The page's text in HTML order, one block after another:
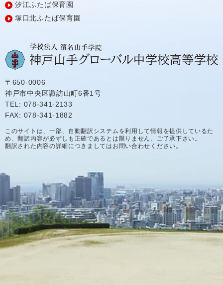
汐江ふたば保育園
塚口北ふたば保育園
〒650-0006
神戸市中央区諏訪山町6番1号
TEL: 078-341-2133
FAX: 078-341-1882
このサイトは、一部、自動翻訳システムを利用して情報を提供しているた
め、翻訳内容が必ずしも正確であるとは限りません。ご了承下さい。
翻訳された内容の詳細につきましてはお問い合わせください。